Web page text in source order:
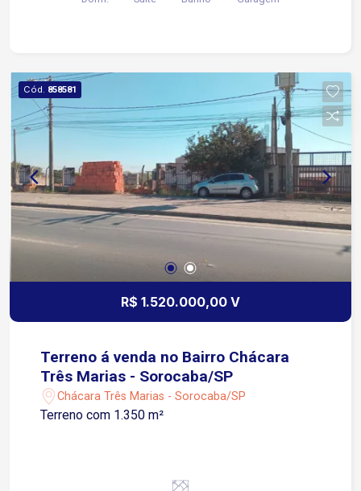
Cód. 858581
R$ 1.520.000,00 V
Terreno á venda no Bairro Chácara
Três Marias - Sorocaba/SP
Chácara Três Marias - Sorocaba/SP
Terreno com 1.350 m²